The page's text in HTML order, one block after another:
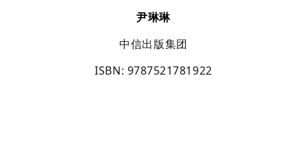
尹琳琳
中信出版集团
ISBN: 9787521781922